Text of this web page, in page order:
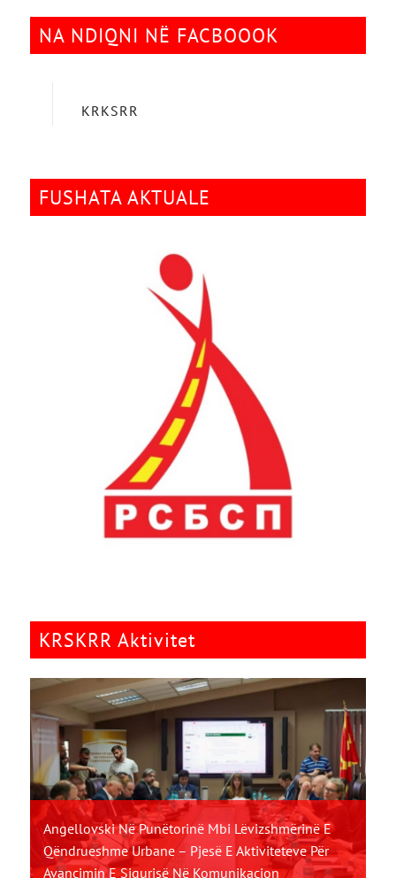
NA NDIQNI NË FACBOOOK
KRKSRR
FUSHATA AKTUALE
KRSKRR Aktivitet
Angellovski Në Punëtorinë Mbi Lëvizshmërinë E
Qëndrueshme Urbane – Pjesë E Aktiviteteve Për
Avancimin E Sigurisë Në Komunikacion